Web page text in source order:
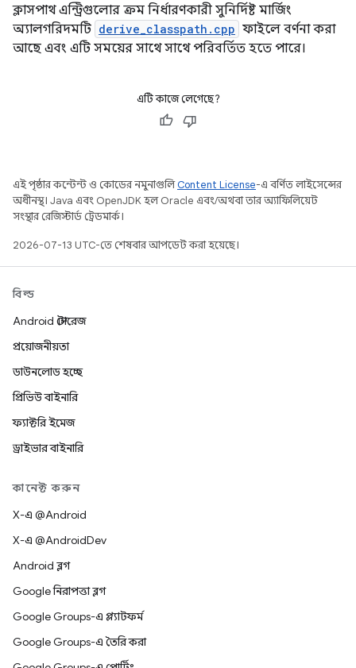
ক্লাসপাথ এন্ট্রিগুলোর ক্রম নির্ধারণকারী সুনির্দিষ্ট মার্জিং
অ্যালগরিদমটি derive_classpath.cpp ফাইলে বর্ণনা করা
আছে এবং এটি সময়ের সাথে সাথে পরিবর্তিত হতে পারে।
এটি কাজে লেগেছে?
এই পৃষ্ঠার কন্টেন্ট ও কোডের নমুনাগুলিContent License-এ বর্ণিত লাইসেন্সের
অধীনস্থ। Java এবং OpenJDK হল Oracle এবং/অথবা তার অ্যাফিলিয়েট
সংস্থার রেজিস্টার্ড ট্রেডমার্ক।
2026-07-13 UTC-তে শেষবার আপডেট করা হয়েছে।
বিল্ড
Android স্টোরেজ
প্রয়োজনীয়তা
ডাউনলোড হচ্ছে
প্রিভিউ বাইনারি
ফ্যাক্টরি ইমেজ
ড্রাইভার বাইনারি
কানেক্ট করুন
X-এ @Android
X-এ @AndroidDev
Android ব্লগ
Google নিরাপত্তা ব্লগ
Google Groups-এ প্ল্যাটফর্ম
Google Groups-এ তৈরি করা